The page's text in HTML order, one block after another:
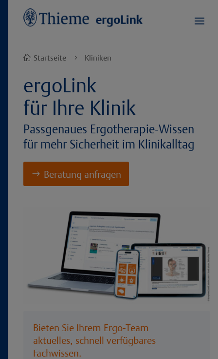
 Startseite 5 Kliniken
ergoLink
für Ihre Klinik
Passgenaues Ergotherapie-Wissen
für mehr Sicherheit im Klinikalltag
Beratung anfragen
Bieten Sie Ihrem Ergo-Team
aktuelles, schnell verfügbares
Fachwissen.